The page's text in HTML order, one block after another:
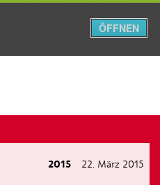
Menü
2015 22. März 2015
ÖFFNEN